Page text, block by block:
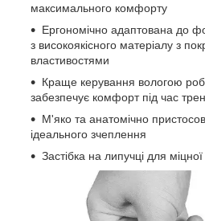
максимального комфорту
Ергономічно адаптована до
з високоякісного матеріалу з
властивостями
Краще керування вологою
забезпечує комфорт під час
М'яко та анатомічно
ідеального зчеплення
Застібка на липучці для